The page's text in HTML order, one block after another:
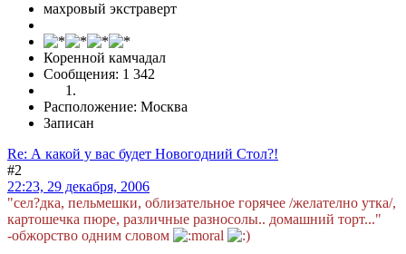
махровый экстраверт
Коренной камчадал
Сообщения: 1 342
Расположение: Москва
Записан
Re: А какой у вас будет Новогодний Стол?!
#2
22:23, 29 декабря, 2006
"сел?дка, пельмешки, облизательное горячее /желателно утка/,
картошечка пюре, различные разносолы.. домашний торт..."
-обжорство одним словом